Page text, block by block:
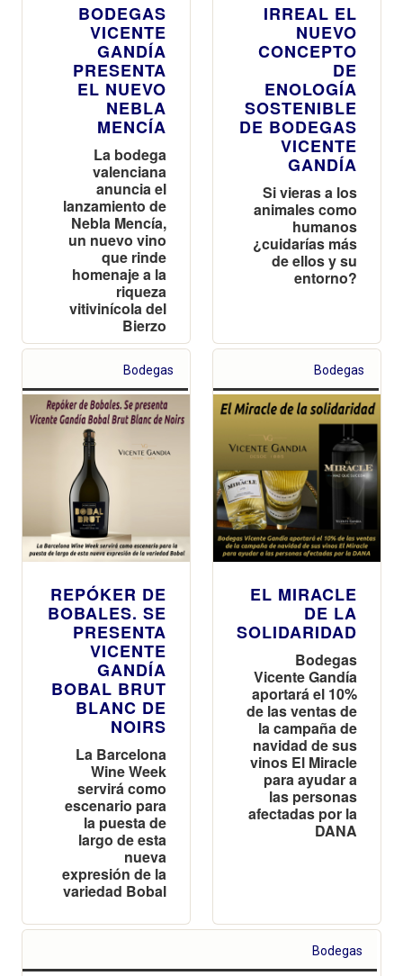
BODEGAS
VICENTE
GANDÍA
PRESENTA
EL NUEVO
NEBLA
MENCÍA
La bodega
valenciana
anuncia el
lanzamiento de
Nebla Mencía,
un nuevo vino
que rinde
homenaje a la
riqueza
vitivinícola del
Bierzo
IRREAL EL
NUEVO
CONCEPTO
DE
ENOLOGÍA
SOSTENIBLE
DE BODEGAS
VICENTE
GANDÍA
Si vieras a los
animales como
humanos
¿cuidarías más
de ellos y su
entorno?
Bodegas
REPÓKER DE
BOBALES. SE
PRESENTA
VICENTE
GANDÍA
BOBAL BRUT
BLANC DE
NOIRS
La Barcelona
Wine Week
servirá como
escenario para
la puesta de
largo de esta
nueva
expresión de la
variedad Bobal
Bodegas
EL MIRACLE
DE LA
SOLIDARIDAD
Bodegas
Vicente Gandía
aportará el 10%
de las ventas de
la campaña de
navidad de sus
vinos El Miracle
para ayudar a
las personas
afectadas por la
DANA
Bodegas